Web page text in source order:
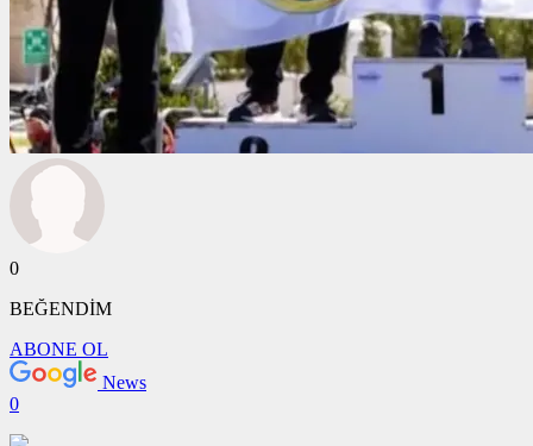
0
BEĞENDİM
ABONE OL
News
0